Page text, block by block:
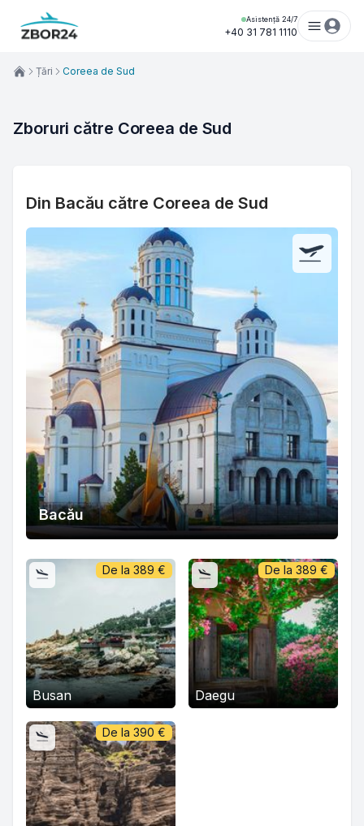
Asistență 24/7
+40 31 781 1110
Țări Coreea de Sud
Zboruri către Coreea de Sud
Din Bacău către Coreea de Sud
Bacău
Busan
De la 389 €
Daegu
De la 389 €
De la 390 €